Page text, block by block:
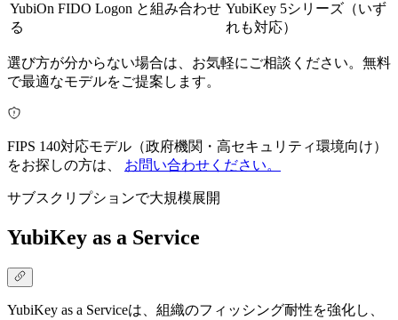
YubiOn FIDO Logon と組み合わせ
る
YubiKey 5シリーズ（いず
れも対応）
選び方が分からない場合は、お気軽にご相談ください。無料
で最適なモデルをご提案します。
FIPS 140対応モデル（政府機関・高セキュリティ環境向け）
をお探しの方は、 お問い合わせください。
サブスクリプションで大規模展開
YubiKey as a Service
YubiKey as a Serviceは、組織のフィッシング耐性を強化し、